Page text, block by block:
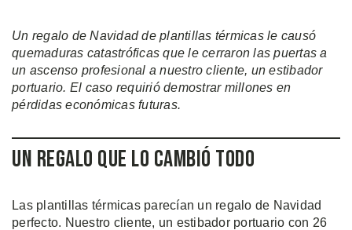
Un regalo de Navidad de plantillas térmicas le causó
quemaduras catastróficas que le cerraron las puertas a
un ascenso profesional a nuestro cliente, un estibador
portuario. El caso requirió demostrar millones en
pérdidas económicas futuras.
Un Regalo que lo Cambió Todo
Las plantillas térmicas parecían un regalo de Navidad
perfecto. Nuestro cliente, un estibador portuario con 26